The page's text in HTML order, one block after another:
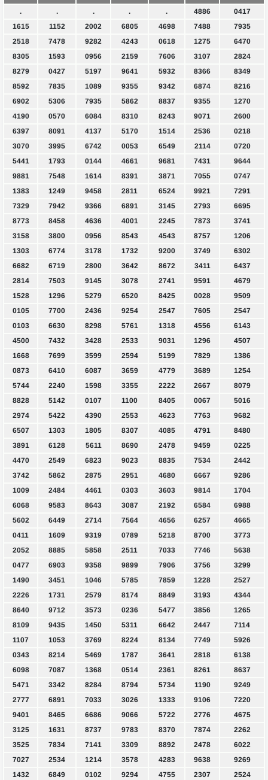
. . . . . 4886
0417
1615
1152 2002 6805 4698 7488
7935
2518
7478 9282 4243 0618 1275
6470
8305
1593 0956 2159 7606 3107
2824
8279
0427 5197 9641 5932 8366
8349
8592
7835 1089 9355 9342 6874
8216
6902
5306 7935 5862 8837 9355
1270
4190
0570 6084 8310 8243 9071
2600
6397
8091 4137 5170 1514 2536
0218
3070
3995 6742 0053 6549 2114
0720
5441
1793 0144 4661 9681 7431
9644
9881
7548 1614 8391 3871 7055
0747
1383
1249 9458 2811 6524 9921
7291
7329
7942 9366 6891 3145 2793
6695
8773
8458 4636 4001 2245 7873
3741
3158
3800 0956 8543 4543 8757
1206
1303
6774 3178 1732 9200 3749
6302
6682
6719 2800 3642 8672 3411
6437
2814
7503 9145 3078 2741 9591
4679
1528
1296 5279 6520 8425 0028
9509
0105
7700 2436 9254 2547 7605
2547
0103
6630 8298 5761 1318 4556
6143
4500
7432 3428 2533 9031 1296
4507
1668
7699 3599 2594 5199 7829
1386
0873
6410 6087 3659 4779 3689
1254
5744
2240 1598 3355 2222 2667
8079
8828
5142 0107 1100 8405 0067
5016
2974
5422 4390 2553 4623 7763
9682
6507
1303 1805 8307 4085 4791
8480
3891
6128 5611 8690 2478 9459
0225
4470
2549 6823 9023 8835 7534
2442
3742
5862 2875 2951 4680 6667
9286
1009
2484 4461 0303 3603 9814
1704
6068
9583 8643 3087 2192 6584
6988
5602
6449 2714 7564 4656 6257
4665
0411
1609 9319 0789 5218 8700
3773
2052
8885 5858 2511 7033 7746
5638
0477
6903 9358 9899 7906 3756
3299
1490
3451 1046 5785 7859 1228
2527
2226
1731 2579 8174 8849 3193
4344
8640
9712 3573 0236 5477 3856
1265
8109
9435 1450 5311 6642 2447
7114
1107
1053 3769 8224 8134 7749
5926
0343
8214 5469 1787 3641 2818
6138
6098
7087 1368 0514 2361 8261
8637
5471
3342 8284 8794 5734 1190
9249
2777
6891 7033 3026 1333 9106
7220
9401
8465 6686 9066 5722 2776
4675
3125
1631 8737 9783 8370 7874
2262
3525
7834 7141 3309 8892 2478
6022
7027
2534 1214 3578 4283 9638
9269
1432
6849 0102 9294 4755 2307
2524